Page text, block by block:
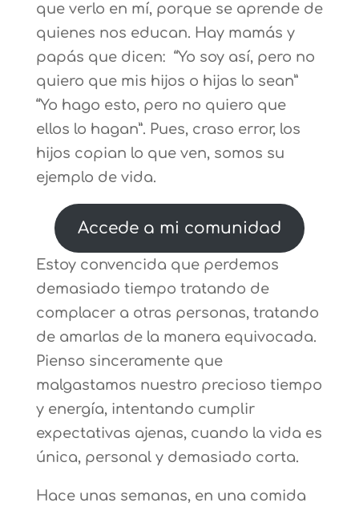
que verlo en mí, porque se aprende de
quienes nos educan. Hay mamás y
papás que dicen: “Yo soy así, pero no
quiero que mis hijos o hijas lo sean”
“Yo hago esto, pero no quiero que
ellos lo hagan”. Pues, craso error, los
hijos copian lo que ven, somos su
ejemplo de vida.
Accede a mi comunidad
Estoy convencida que perdemos
demasiado tiempo tratando de
complacer a otras personas, tratando
de amarlas de la manera equivocada.
Pienso sinceramente que
malgastamos nuestro precioso tiempo
y energía, intentando cumplir
expectativas ajenas, cuando la vida es
única, personal y demasiado corta.
Hace unas semanas, en una comida